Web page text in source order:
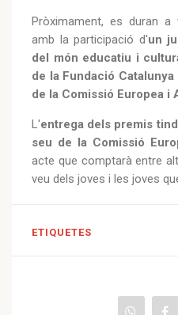
Pròximament, es duran a
amb la participació d'un
del món educatiu i
de la Fundació
de la Comissió Europea i
L'entrega dels premis
seu de la Comissió
acte que comptarà entre
veu dels joves i les joves
ETIQUETES